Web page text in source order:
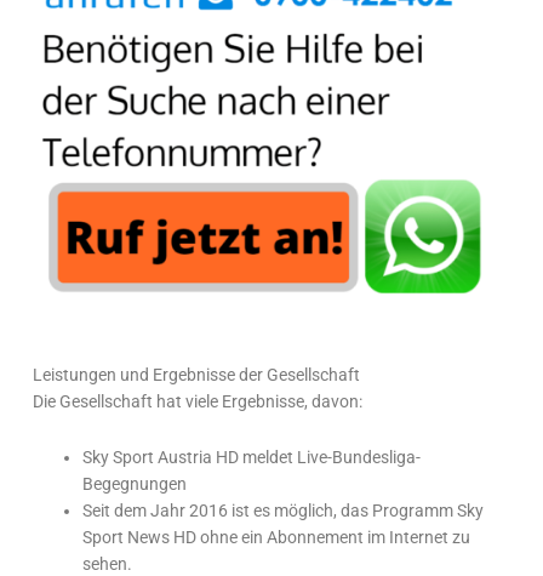
Leistungen und Ergebnisse der Gesellschaft
Die Gesellschaft hat viele Ergebnisse, davon:
Sky Sport Austria HD meldet Live-Bundesliga-
Begegnungen
Seit dem Jahr 2016 ist es möglich, das Programm Sky
Sport News HD ohne ein Abonnement im Internet zu
sehen.